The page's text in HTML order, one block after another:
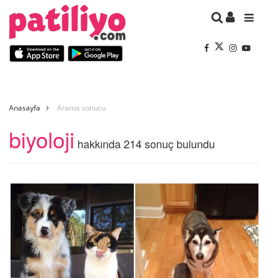
Anasayfa Arama sonucu
biyoloji hakkında 214 sonuç bulundu